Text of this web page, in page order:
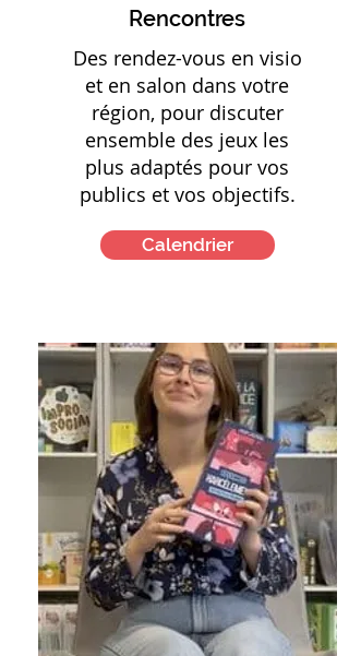
Rencontres
Des rendez-vous en visio
et en salon dans votre
région, pour discuter
ensemble des jeux les
plus adaptés pour vos
publics et vos objectifs.
Calendrier